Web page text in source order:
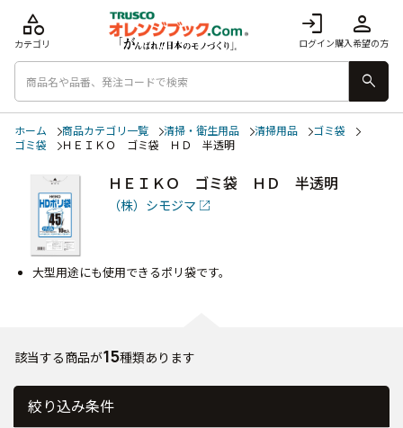
login
ログイン
person
購入希望の方
category
カテゴリ
search
ホーム 商品カテゴリ一覧 清掃・衛生用品 清掃用品
ゴミ袋
ゴミ袋
ＨＥＩＫＯ ゴミ袋 ＨＤ 半透明
ＨＥＩＫＯ ゴミ袋 ＨＤ 半透明
（株）シモジマ
大型用途にも使用できるポリ袋です。
該当する商品が15種類あります
絞り込み条件